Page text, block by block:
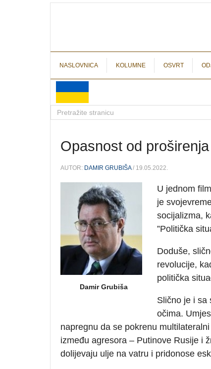
NASLOVNICA KOLUMNE OSVRT
Opasnost od
AUTOR: DAMIR GRUBIŠA/ 19.05.2022.
Damir Grubiša
U jednom
je
socijalizma,
”Politička
Doduše,
revolucije,
politička
Slično je i sa
očima.
napregnu da se pokrenu
između agresora – Putinove Rusije i
dolijevaju ulje na vatru i pridonose